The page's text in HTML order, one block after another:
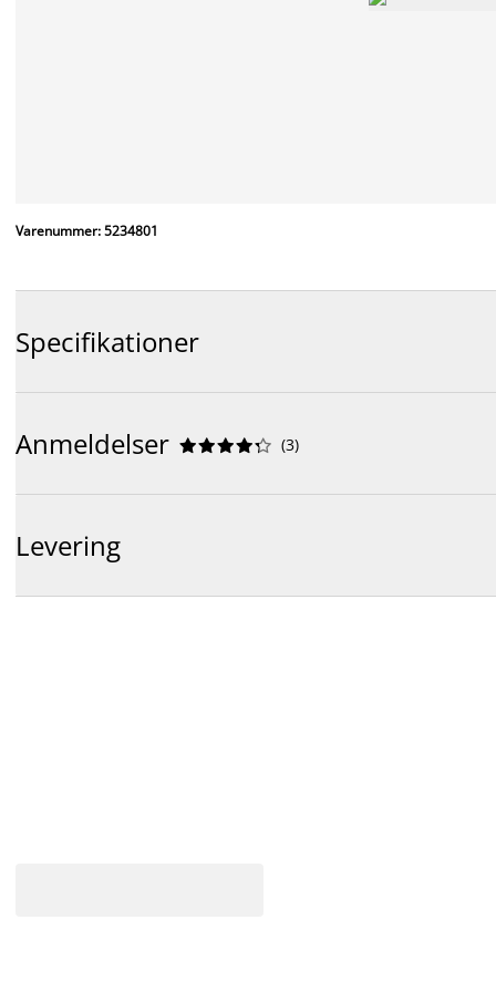
Varenummer: 5234801
Specifikationer
Anmeldelser 




 (3)
Levering